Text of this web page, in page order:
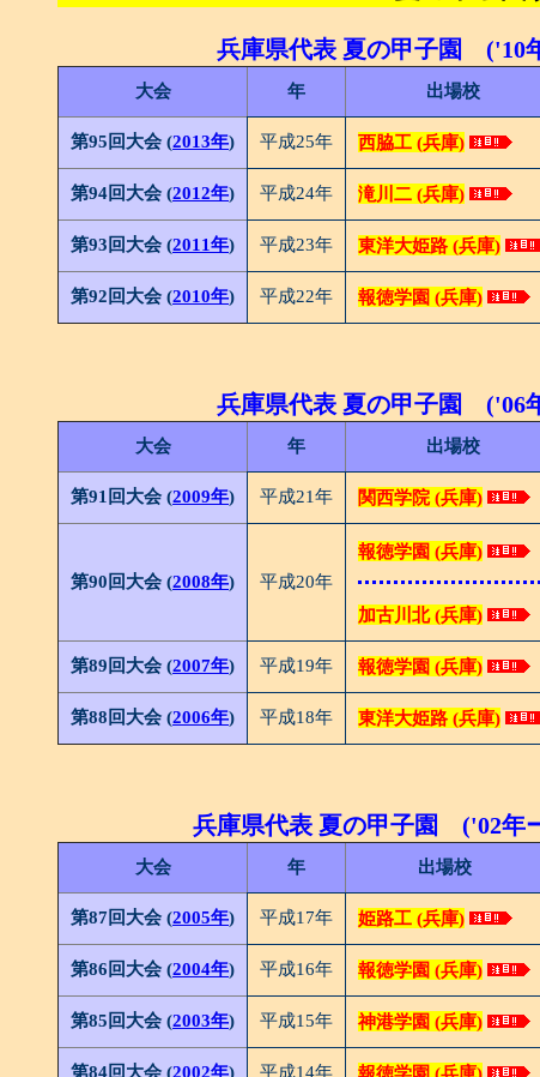
兵庫県代表 夏の甲子園 ('10
大会 年 出場校
第95回大会 (2013年) 平成25年 西脇工 (兵庫)
第94回大会 (2012年) 平成24年 滝川二 (兵庫)
第93回大会 (2011年) 平成23年 東洋大姫路 (兵庫)
第92回大会 (2010年) 平成22年 報徳学園 (兵庫)
兵庫県代表 夏の甲子園 ('06
大会 年 出場校
第91回大会 (2009年) 平成21年 関西学院 (兵庫)
第90回大会 (2008年) 平成20年
報徳学園 (兵庫)
加古川北 (兵庫)
第89回大会 (2007年) 平成19年 報徳学園 (兵庫)
第88回大会 (2006年) 平成18年 東洋大姫路 (兵庫)
兵庫県代表 夏の甲子園 ('02年
大会 年 出場校
第87回大会 (2005年) 平成17年 姫路工 (兵庫)
第86回大会 (2004年) 平成16年 報徳学園 (兵庫)
第85回大会 (2003年) 平成15年 神港学園 (兵庫)
第84回大会 (2002年) 平成14年